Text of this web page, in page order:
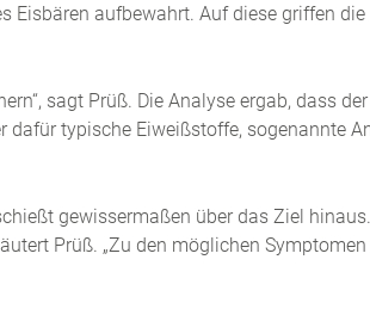
Eisbären aufbewahrt. Auf diese griffen die
sagt Prüß. Die Analyse ergab, dass
dafür typische Eiweißstoffe, sogenannte
gewissermaßen über das Ziel
Prüß. „Zu den möglichen